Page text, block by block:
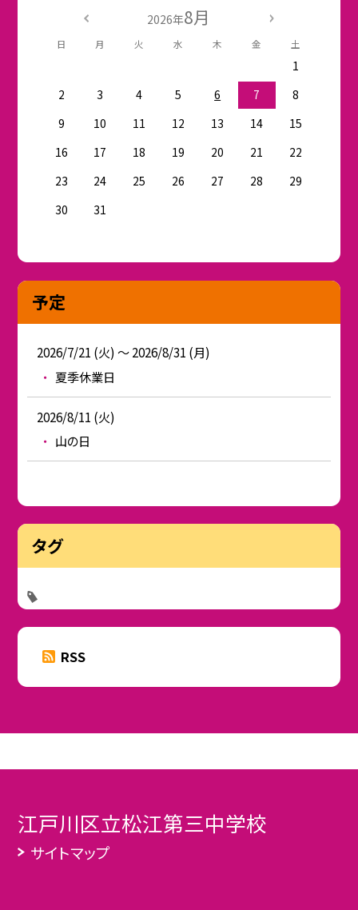
2026年8月
日 月 火 水 木 金 土
1
2
3 4 5 6 7
8
9
10 11 12 13 14
15
16
17 18 19 20 21
22
23
24 25 26 27 28
29
30
31
予定
2026/7/21 (火) ～ 2026/8/31 (月)
夏季休業日
2026/8/11 (火)
山の日
タグ
RSS
江戸川区立松江第三中学校
サイトマップ